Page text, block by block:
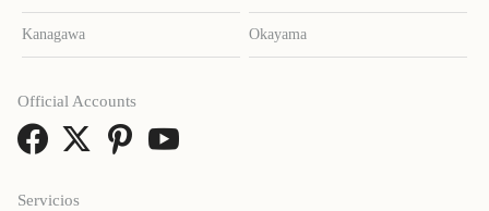
Kanagawa Okayama
Servicios
Official Accounts